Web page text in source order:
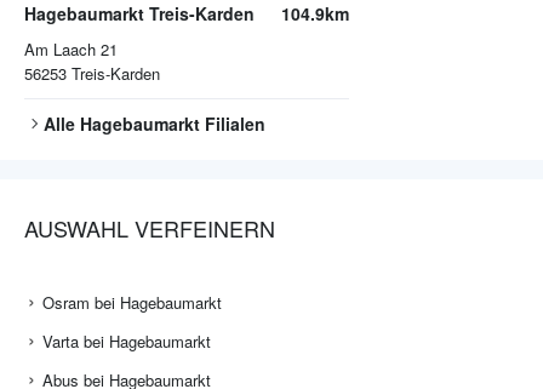
Hagebaumarkt Treis-Karden
Am Laach 21
56253 Treis-Karden
104.9km
Alle Hagebaumarkt Filialen
AUSWAHL VERFEINERN
Osram bei Hagebaumarkt
Varta bei Hagebaumarkt
Abus bei Hagebaumarkt